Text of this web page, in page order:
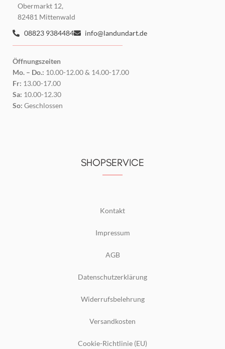
Obermarkt 12,
82481 Mittenwald
08823 9384484
info@landundart.de
Öffnungszeiten
Mo. – Do.: 10.00-12.00 & 14.00-17.00
Fr: 13.00-17.00
Sa: 10.00-12.30
So: Geschlossen
SHOPSERVICE
Kontakt
Impressum
AGB
Datenschutzerklärung
Widerrufsbelehrung
Versandkosten
Cookie-Richtlinie (EU)